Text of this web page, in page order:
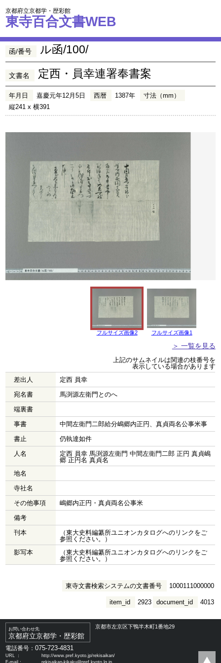
京都府立京都学・歴彩館
東寺百合文書WEB
函/番号 ル函/100/
文書名 定西・員幸連署奉書案
年月日 嘉慶元年12月5日 西暦 1387年
寸法（mm）
縦241 x 横391
フルサイズ画像2 フルサイズ画像1
＞ 一覧を見る
上記のサムネイルは関連の枝番号を
表示している場合があります
差出人
定西 員幸
宛名書
馬渕源左衛門とのへ
端裏書
事書
中間左衛門二郎給分嶋郷内正円、真貞両名公事米事
書止
仍執達如件
人名
定西 員幸 馬渕源左衛門 中間左衛門二郎 正円 真貞嶋
郷 正円名 真貞名
地名
寺社名
その他事項
嶋郷内正円・真貞両名公事米
備考
刊本
（東大史料編纂所ユニオンカタログへのリンクをご
参照ください。）
影写本
（東大史料編纂所ユニオンカタログへのリンクをご
参照ください。）
東寺文書検索システムの文書番号 1000111000000
document_id 4013
item_id 2923
お問い合わせ先
京都府立京都学・歴彩館
京都市左京区下鴨半木町1番地29
電話番号：075-723-4831
URL ：
http://www.pref.kyoto.jp/rekisaikan/
E-mail：
rekisaikan-kikaku@pref.kyoto.lg.jp